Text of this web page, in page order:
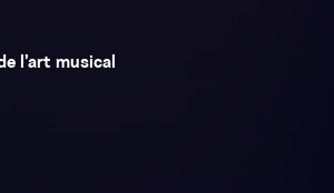
l’art musical